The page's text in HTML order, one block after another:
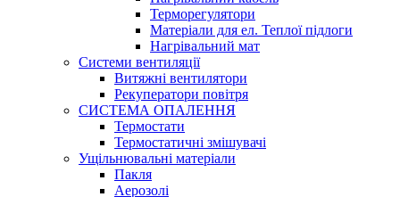
Терморегулятори
Матеріали для ел. Теплої підлоги
Нагрівальний мат
Системи вентиляції
Витяжні вентилятори
Рекуператори повітря
СИСТЕМА ОПАЛЕННЯ
Термостати
Термостатичні змішувачі
Ущільнювальні матеріали
Пакля
Аерозолі